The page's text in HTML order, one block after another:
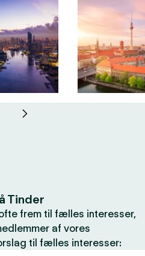
Tinder
frem til fælles interesser,
af vores
til fælles interesser: